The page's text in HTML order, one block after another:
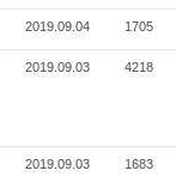
2019.09.04 1705
2019.09.03 4218
2019.09.03 1683